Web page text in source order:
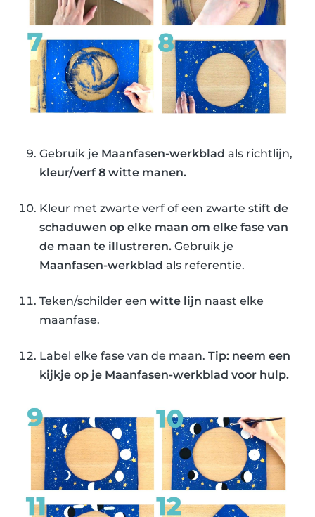
Gebruik je Maanfasen-werkblad als richtlijn,
kleur/verf 8 witte manen.
Kleur met zwarte verf of een zwarte stift de
schaduwen op elke maan om elke fase van
de maan te illustreren. Gebruik je
Maanfasen-werkblad als referentie.
Teken/schilder een witte lijn naast elke
maanfase.
Label elke fase van de maan. Tip: neem een ​​
kijkje op je Maanfasen-werkblad voor hulp.